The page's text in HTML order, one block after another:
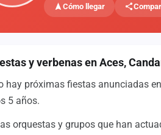
Cómo llegar
y verbenas en Aces,
hay próximas fiestas anunciadas
5 años.
orquestas y grupos que han